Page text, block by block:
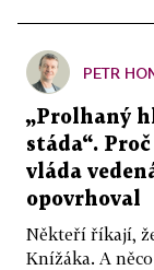
PETR
„Prolhaný
stáda“.
vláda
opovrhoval
Někteří říkají,
Knížáka. A